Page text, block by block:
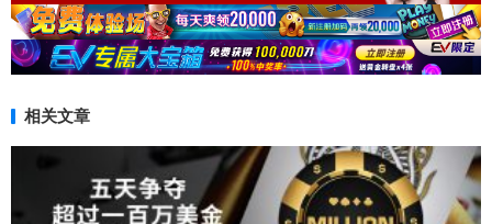
相关文章